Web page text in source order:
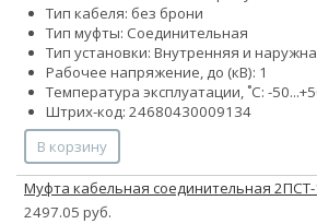
Тип кабеля: без брони
Тип муфты: Соединительная
Тип установки: Внутренняя и
Рабочее напряжение, до (кВ): 1
Температура эксплуатации, ˚С: -
Штрих-код: 24680430009134
В корзину
Муфта кабельная соединительная
2497.05 руб.